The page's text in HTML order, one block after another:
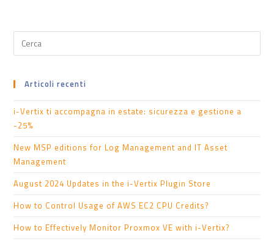
Articoli recenti
i-Vertix ti accompagna in estate: sicurezza e gestione a
-25%
New MSP editions for Log Management and IT Asset
Management
August 2024 Updates in the i-Vertix Plugin Store
How to Control Usage of AWS EC2 CPU Credits?
How to Effectively Monitor Proxmox VE with i-Vertix?